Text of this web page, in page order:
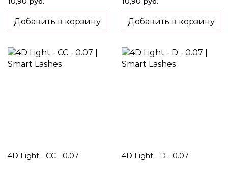
Добавить в корзину Добавить в корзину
4D Light - CC - 0.07 4D Light - D - 0.07